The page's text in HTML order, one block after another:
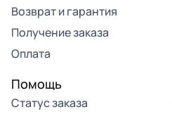
Возврат и гарантия
Получение заказа
Оплата
Помощь
Статус заказа